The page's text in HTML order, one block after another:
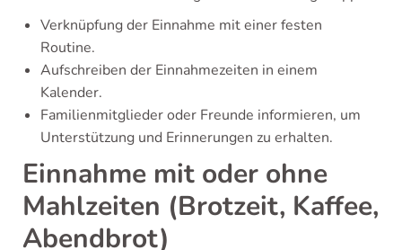
Verknüpfung der Einnahme mit einer festen
Routine.
Aufschreiben der Einnahmezeiten in einem
Kalender.
Familienmitglieder oder Freunde informieren, um
Unterstützung und Erinnerungen zu erhalten.
Einnahme mit oder ohne
Mahlzeiten (Brotzeit, Kaffee,
Abendbrot)